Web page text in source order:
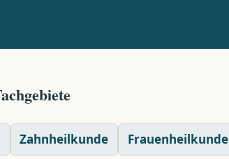
Zahnheilkunde Frauenheilkunde